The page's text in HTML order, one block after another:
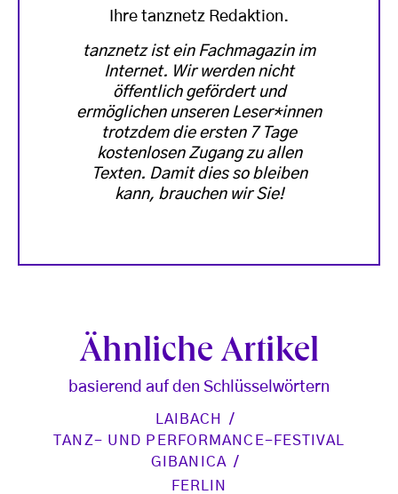
Ihre tanznetz Redaktion.
tanznetz ist ein Fachmagazin im
Internet. Wir werden nicht
öffentlich gefördert und
ermöglichen unseren Leser*innen
trotzdem die ersten 7 Tage
kostenlosen Zugang zu allen
Texten. Damit dies so bleiben
kann, brauchen wir Sie!
Ähnliche Artikel
basierend auf den Schlüsselwörtern
LAIBACH
TANZ- UND PERFORMANCE-FESTIVAL
GIBANICA
FERLIN